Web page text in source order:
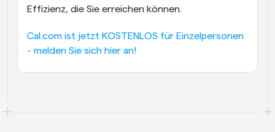
Effizienz, die Sie erreichen können.
Cal.com ist jetzt KOSTENLOS für Einzelpersonen
- melden Sie sich hier an!